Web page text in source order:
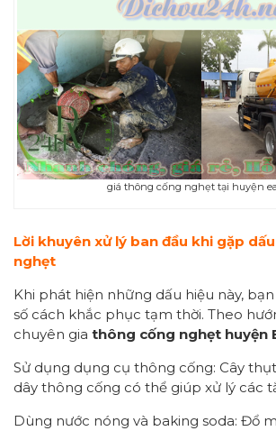
giá thông cống nghẹt tại huyện
Lời khuyên xử lý ban đầu khi gặp
nghẹt
Khi phát hiện những dấu hiệu này,
số cách khắc phục tạm thời. Theo
chuyên gia thông cống nghẹt huyện
Sử dụng dụng cụ thông cống: Cây
dây thông cống có thể giúp xử lý các
Dùng nước nóng và baking soda: Đổ